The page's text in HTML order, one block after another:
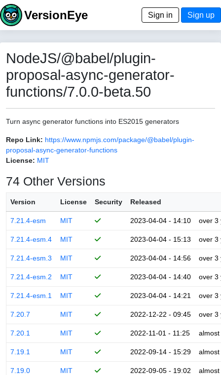
VersionEye Sign in Sign up
NodeJS/@babel/plugin-
proposal-async-generator-
functions/7.0.0-beta.50
Turn async generator functions into ES2015 generators
Repo Link: https://www.npmjs.com/package/@babel/plugin-
proposal-async-generator-functions
License: MIT
74 Other Versions
Version License Security Released
7.21.4-esm MIT 2023-04-04 - 14:10 over 3
7.21.4-esm.4 MIT 2023-04-04 - 15:13 over 3
7.21.4-esm.3 MIT 2023-04-04 - 14:56 over 3
7.21.4-esm.2 MIT 2023-04-04 - 14:40 over 3
7.21.4-esm.1 MIT 2023-04-04 - 14:21 over 3
7.20.7 MIT 2022-12-22 - 09:45 over 3
7.20.1 MIT 2022-11-01 - 11:25
7.19.1 MIT 2022-09-14 - 15:29
7.19.0 MIT 2022-09-05 - 19:02